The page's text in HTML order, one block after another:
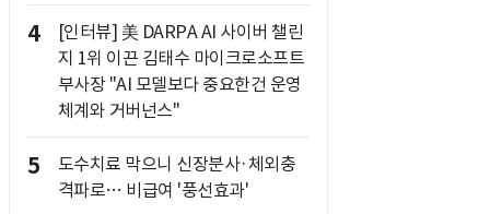
4
[인터뷰] 美 DARPA AI 사이버 챌린
지 1위 이끈 김태수 마이크로소프트
부사장 "AI 모델보다 중요한건 운영
체계와 거버넌스"
5
도수치료 막으니 신장분사·체외충
격파로… 비급여 '풍선효과'